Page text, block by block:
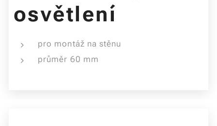
osvětlení
pro montáž na stěnu
průměr 60 mm